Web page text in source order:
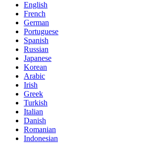
English
French
German
Portuguese
Spanish
Russian
Japanese
Korean
Arabic
Irish
Greek
Turkish
Italian
Danish
Romanian
Indonesian